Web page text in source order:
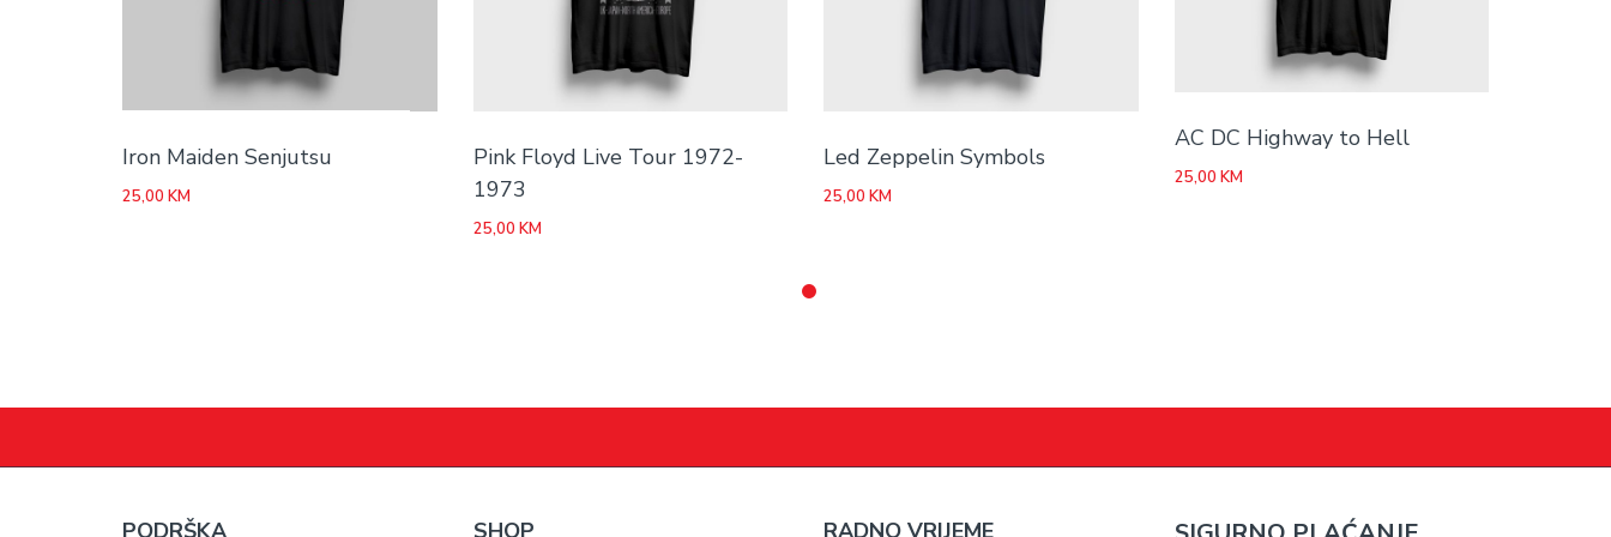
Iron Maiden Senjutsu
25,00 KM
Pink Floyd Live Tour 1972-
1973
25,00 KM
Led Zeppelin Symbols
25,00 KM
AC DC Highway to Hell
25,00 KM
PODRŠKA SHOP RADNO VRIJEME